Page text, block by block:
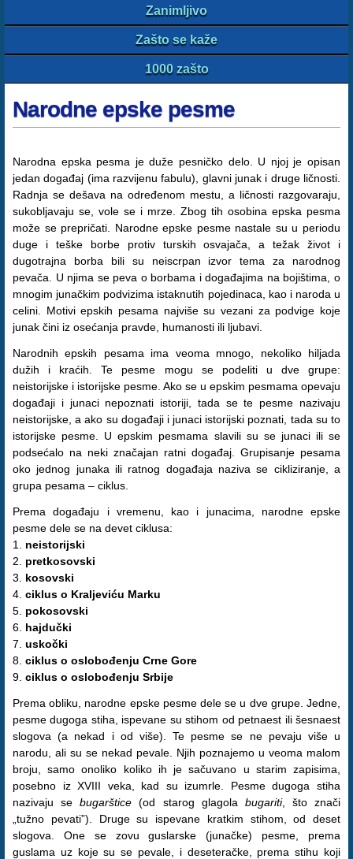
Zanimljivo
Zašto se kaže
1000 zašto
Narodne epske pesme
Narodna epska pesma je duže pesničko delo. U njoj je opisan
jedan događaj (ima razvijenu fabulu), glavni junak i druge ličnosti.
Radnja se dešava na određenom mestu, a ličnosti razgovaraju,
sukobljavaju se, vole se i mrze. Zbog tih osobina epska pesma
može se prepričati. Narodne epske pesme nastale su u periodu
duge i teške borbe protiv turskih osvajača, a težak život i
dugotrajna borba bili su neiscrpan izvor tema za narodnog
pevača. U njima se peva o borbama i događajima na bojištima, o
mnogim junačkim podvizima istaknutih pojedinaca, kao i naroda u
celini. Motivi epskih pesama najviše su vezani za podvige koje
junak čini iz osećanja pravde, humanosti ili ljubavi.
Narodnih epskih pesama ima veoma mnogo, nekoliko hiljada
dužih i kraćih. Te pesme mogu se podeliti u dve grupe:
neistorijske i istorijske pesme. Ako se u epskim pesmama opevaju
događaji i junaci nepoznati istoriji, tada se te pesme nazivaju
neistorijske, a ako su događaji i junaci istorijski poznati, tada su to
istorijske pesme. U epskim pesmama slavili su se junaci ili se
podsećalo na neki značajan ratni događaj. Grupisanje pesama
oko jednog junaka ili ratnog događaja naziva se cikliziranje, a
grupa pesama – ciklus.
Prema događaju i vremenu, kao i junacima, narodne epske
pesme dele se na devet ciklusa:
1. neistorijski
2. pretkosovski
3. kosovski
4. ciklus o Kraljeviću Marku
5. pokosovski
6. hajdučki
7. uskočki
8. ciklus o oslobođenju Crne Gore
9. ciklus o oslobođenju Srbije
Prema obliku, narodne epske pesme dele se u dve grupe. Jedne,
pesme dugoga stiha, ispevane su stihom od petnaest ili šesnaest
slogova (a nekad i od više). Te pesme se ne pevaju više u
narodu, ali su se nekad pevale. Njih poznajemo u veoma malom
broju, samo onoliko koliko ih je sačuvano u starim zapisima,
posebno iz XVIII veka, kad su izumrle. Pesme dugoga stiha
nazivaju sebugarštice (od starog glagola bugariti, što znači
„tužno pevati”). Druge su ispevane kratkim stihom, od deset
slogova. One se zovu guslarske (junačke) pesme, prema
guslama uz koje su se pevale, i deseteračke, prema stihu koji